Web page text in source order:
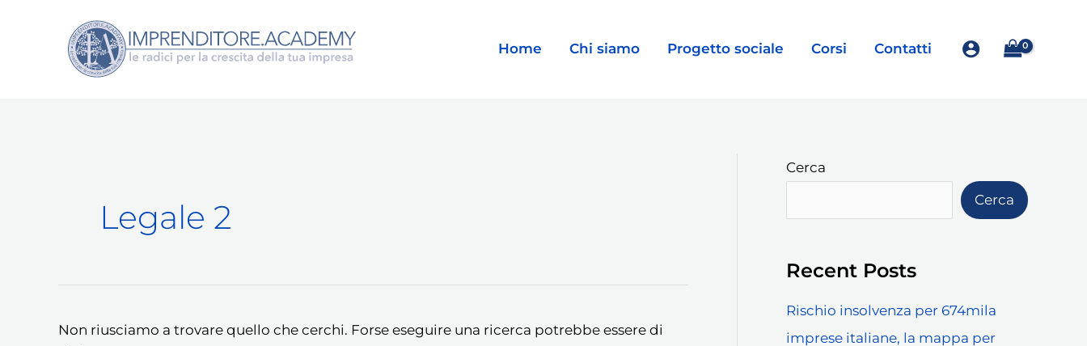
contenuto
Home Chi siamo Progetto sociale Corsi Contatti
Legale 2
Non riusciamo a trovare quello che cerchi. Forse eseguire una ricerca potrebbe essere di
Cerca
Cerca
Recent Posts
Rischio insolvenza per 674mila
imprese italiane, la mappa per